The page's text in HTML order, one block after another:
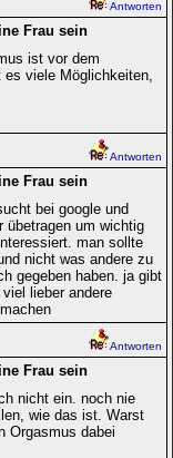
Antworten
Frau sein
ist vor dem
viele Möglichkeiten,
Antworten
Frau sein
bei google und
übetragen um wichtig
man sollte
nicht was andere zu
gegeben haben. ja gibt
lieber andere
Antworten
Frau sein
nicht ein. noch nie
wie das ist. Warst
Orgasmus dabei